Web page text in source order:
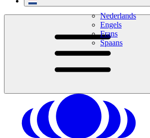
Nederlands
Engels
Frans
Spaans